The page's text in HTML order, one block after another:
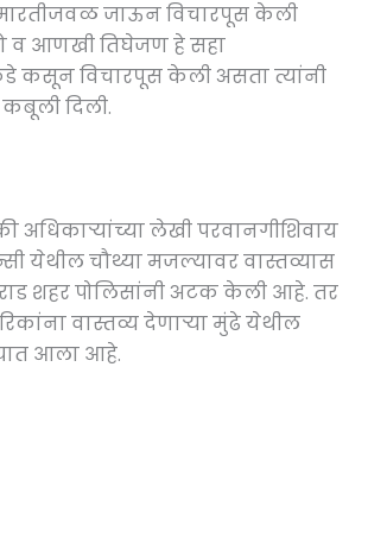
जाऊन विचारपूस केली
व आणखी तिघेजण हे सहा
कसून विचारपूस केली असता त्यांनी
दिली.
अधिकाऱ्यांच्या लेखी परवानगीशिवाय
येथील चौथ्या मजल्यावर वास्तव्यास
शहर पोलिसांनी अटक केली आहे. तर
वास्तव्य देणाऱ्या मुंढे येथील
आला आहे.